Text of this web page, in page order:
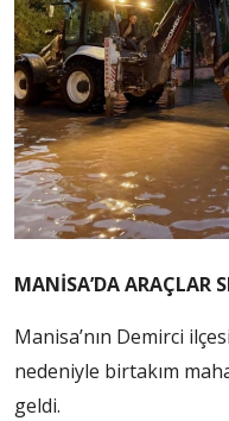
MANİSA’DA ARAÇLAR
Manisa’nın Demirci
nedeniyle birtakım
geldi.